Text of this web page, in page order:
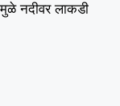
नदीवर लाकडी